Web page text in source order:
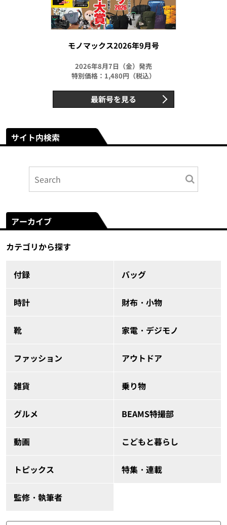
モノマックス2026年9月号
2026年8月7日（金）発売
特別価格：1,480円（税込）
最新号を見る
サイト内検索
アーカイブ
カテゴリから探す
付録 バッグ
時計 財布・小物
靴 家電・デジモノ
ファッション アウトドア
雑貨 乗り物
グルメ BEAMS特撮部
動画 こどもと暮らし
トピックス 特集・連載
監修・執筆者